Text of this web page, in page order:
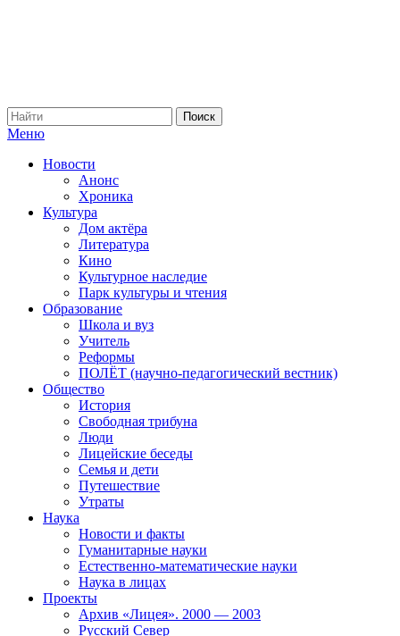
Меню
Новости
Анонс
Хроника
Культура
Дом актёра
Литература
Кино
Культурное наследие
Парк культуры и чтения
Образование
Школа и вуз
Учитель
Реформы
ПОЛЁТ (научно-педагогический вестник)
Общество
История
Свободная трибуна
Люди
Лицейские беседы
Семья и дети
Путешествие
Утраты
Наука
Новости и факты
Гуманитарные науки
Естественно-математические науки
Наука в лицах
Проекты
Архив «Лицея». 2000 — 2003
Русский Север